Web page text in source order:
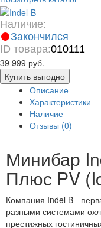
Наличие:
Закончился
ID товара:010111
39 999 руб.
Купить выгодно
Описание
Характеристики
Наличие
Отзывы (0)
Минибар
Плюс PV
Компания Indel B -
разными системами
престижных